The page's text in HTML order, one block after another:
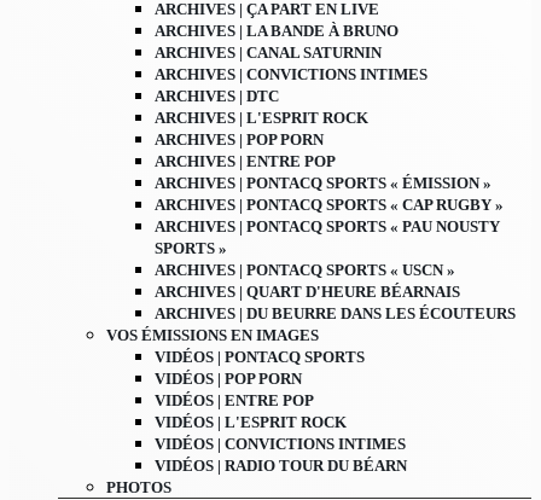
ARCHIVES | ÇA PART EN LIVE
ARCHIVES | LA BANDE À BRUNO
ARCHIVES | CANAL SATURNIN
ARCHIVES | CONVICTIONS INTIMES
ARCHIVES | DTC
ARCHIVES | L'ESPRIT ROCK
ARCHIVES | POP PORN
ARCHIVES | ENTRE POP
ARCHIVES | PONTACQ SPORTS « ÉMISSION »
ARCHIVES | PONTACQ SPORTS « CAP RUGBY »
ARCHIVES | PONTACQ SPORTS « PAU NOUSTY
SPORTS »
ARCHIVES | PONTACQ SPORTS « USCN »
ARCHIVES | QUART D'HEURE BÉARNAIS
ARCHIVES | DU BEURRE DANS LES ÉCOUTEURS
VOS ÉMISSIONS EN IMAGES
VIDÉOS | PONTACQ SPORTS
VIDÉOS | POP PORN
VIDÉOS | ENTRE POP
VIDÉOS | L'ESPRIT ROCK
VIDÉOS | CONVICTIONS INTIMES
VIDÉOS | RADIO TOUR DU BÉARN
PHOTOS